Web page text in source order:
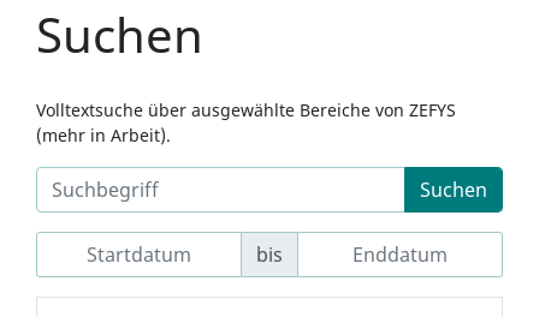
Suchen
Volltextsuche über ausgewählte Bereiche von ZEFYS
(mehr in Arbeit).
Suchen
bis